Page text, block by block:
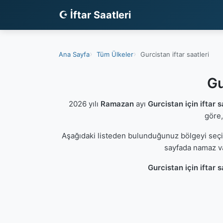
☪ İftar Saatleri
Ana Sayfa Tüm Ülkeler Gurcistan iftar saatleri
2026 yılı Ramazan ayı Gurcistan için iftar
Aşağıdaki listeden bulunduğunuz bölgeyi
sayfada namaz
Gurcistan için iftar